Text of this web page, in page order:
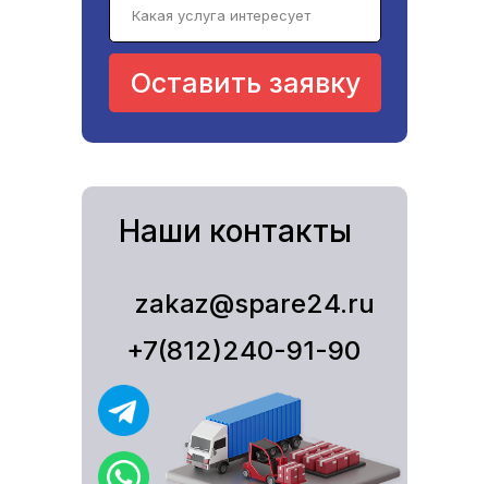
Оставить заявку
+7(812)240-91-90
zakaz@spare24.ru
Наши контакты